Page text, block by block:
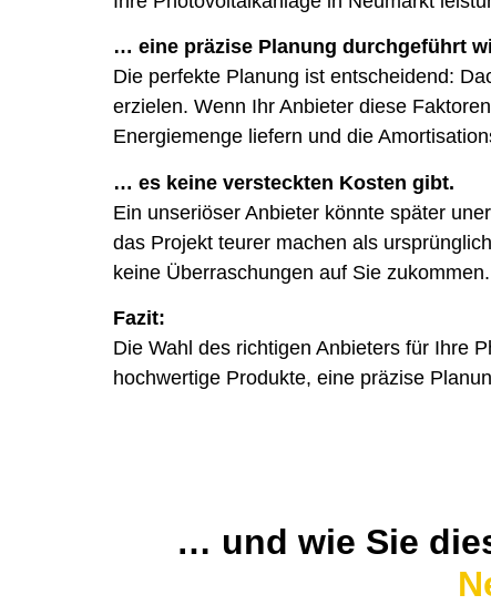
… eine präzise Planung durchgeführt
Die perfekte Planung ist entscheidend:
erzielen. Wenn Ihr Anbieter diese
Energiemenge liefern und die
… es keine versteckten Kosten gibt.
Ein unseriöser Anbieter könnte später
das Projekt teurer machen als
keine Überraschungen auf Sie zukommen.
Fazit:
Die Wahl des richtigen Anbieters für Ihre
hochwertige Produkte, eine präzise
… und wie Sie